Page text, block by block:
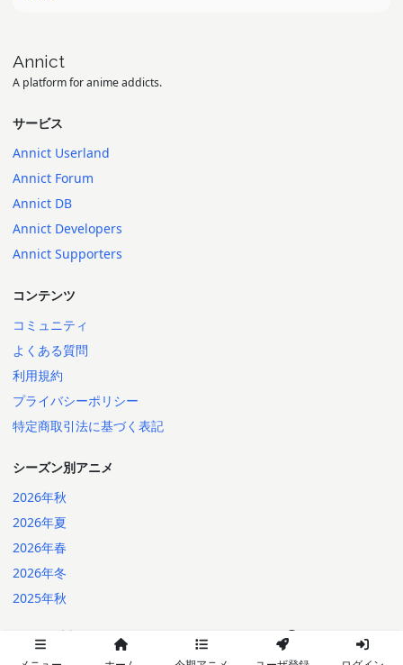
Annict
A platform for anime addicts.
サービス
Annict Userland
Annict Forum
Annict DB
Annict Developers
Annict Supporters
コンテンツ
コミュニティ
よくある質問
利用規約
プライバシーポリシー
特定商取引法に基づく表記
シーズン別アニメ
2026年秋
2026年夏
2026年春
2026年冬
2025年秋
言語: 日本語 English
2014-2026 Annict